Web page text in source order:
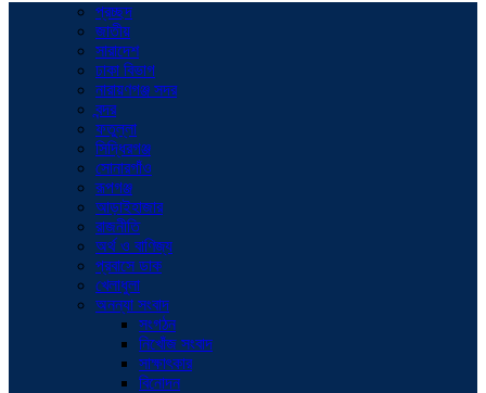
প্রচ্ছদ
জাতীয়
সারাদেশ
ঢাকা বিভাগ
নারায়ণগঞ্জ সদর
বন্দর
ফতুল্লা
সিদ্ধিরগঞ্জ
সোনারগাঁও
রূপগঞ্জ
আড়াইহাজার
রাজনীতি
অর্থ ও বাণিজ্য
প্রবাসে ডাক
খেলাধুলা
অনন্যা সংবাদ
সংগঠন
নিখোঁজ সংবাদ
সাক্ষাৎকার
বিনোদন